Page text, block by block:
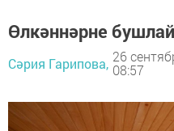
Өлкәннәрне
Сәрия Гарипова, 26
08:57